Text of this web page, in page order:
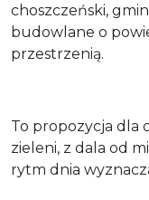
choszczeński,
budowlane o
przestrzenią.
To propozycja dla
zieleni, z dala od
rytm dnia